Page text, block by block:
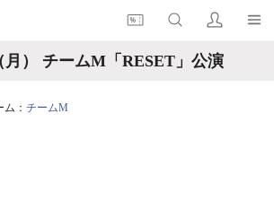
月） チームM「RESET」公演
ム： チームM